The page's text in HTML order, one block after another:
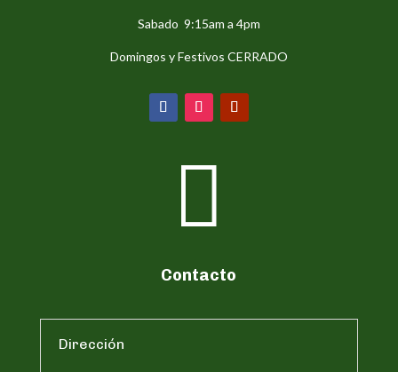
Sabado 9:15am a 4pm
Domingos y Festivos CERRADO

Contacto
Dirección